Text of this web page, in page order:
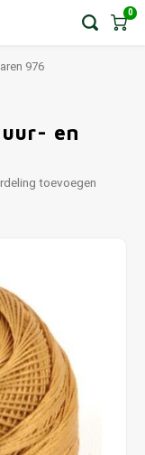
0
976
en
toevoegen